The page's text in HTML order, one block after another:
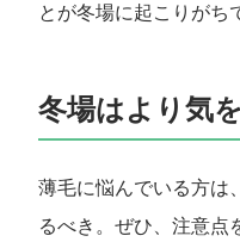
とが冬場に起こりがち
冬場はより気
薄毛に悩んでいる方は
るべき。ぜひ、注意点